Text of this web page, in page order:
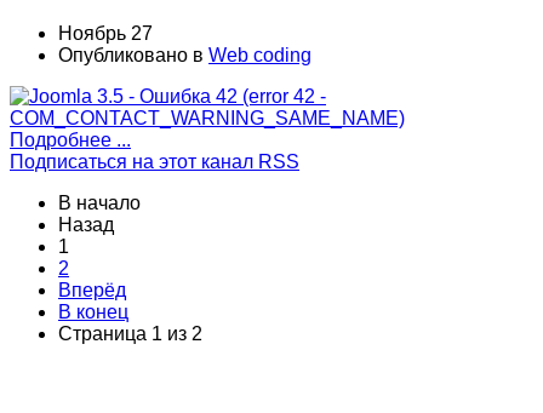
Ноябрь 27
Опубликовано в Web coding
Подробнее ...
Подписаться на этот канал RSS
В начало
Назад
1
2
Вперёд
В конец
Страница 1 из 2